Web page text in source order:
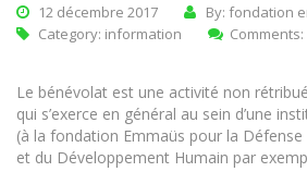
12 décembre 2017
By: fondation
Category: information Comments:
Le bénévolat est une activité non
qui s’exerce en général au sein d’une
(à la fondation Emmaüs pour la Défense
et du Développement Humain par